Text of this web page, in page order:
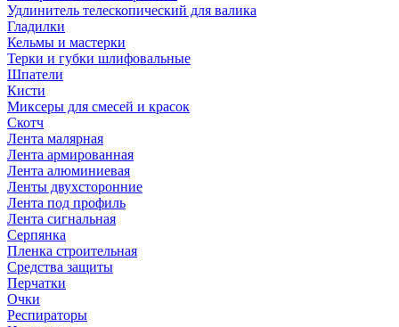
Удлинитель телескопический для валика
Гладилки
Кельмы и мастерки
Терки и губки шлифовальные
Шпатели
Кисти
Миксеры для смесей и красок
Скотч
Лента малярная
Лента армированная
Лента алюминиевая
Ленты двухсторонние
Лента под профиль
Лента сигнальная
Серпянка
Пленка строительная
Средства защиты
Перчатки
Очки
Респираторы